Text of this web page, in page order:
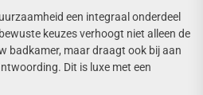
een integraal onderdeel
keuzes verhoogt niet alleen de
badkamer, maar draagt ook bij aan
Dit is luxe met een